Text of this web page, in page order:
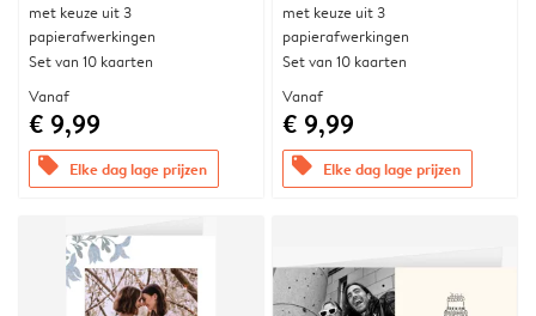
met keuze uit 3
papierafwerkingen
Set van 10 kaarten
Vanaf
€ 9,99
offers Elke dag lage prijzen
met keuze uit 3
papierafwerkingen
Set van 10 kaarten
Vanaf
€ 9,99
offers Elke dag lage prijzen